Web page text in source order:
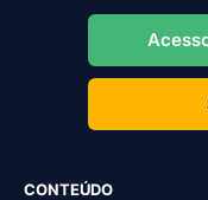
CONTEÚDO